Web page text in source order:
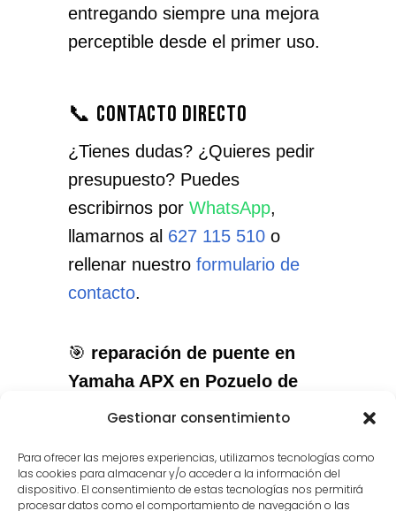
Gestionar consentimiento
Para ofrecer las mejores experiencias, utilizamos tecnologías como
las cookies para almacenar y/o acceder a la información del
dispositivo. El consentimiento de estas tecnologías nos permitirá
procesar datos como el comportamiento de navegación o las
entregando siempre una mejora
perceptible desde el primer uso.
📞 Contacto directo
¿Tienes dudas? ¿Quieres pedir
presupuesto? Puedes
escribirnos por WhatsApp,
llamarnos al 627 115 510o
rellenar nuestro formulario de
contacto.
🎯 reparación de puente en
Yamaha APX en Pozuelo de
Alarcón
: el servicio que
merece tu instrumento.